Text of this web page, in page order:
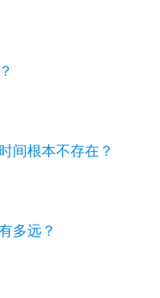
间根本不存在？
多远？